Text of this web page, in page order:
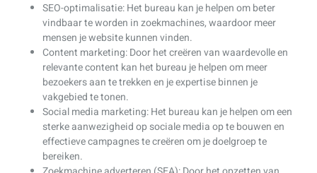
SEO-optimalisatie: Het bureau kan je helpen om beter
vindbaar te worden in zoekmachines, waardoor meer
mensen je website kunnen vinden.
Content marketing: Door het creëren van waardevolle en
relevante content kan het bureau je helpen om meer
bezoekers aan te trekken en je expertise binnen je
vakgebied te tonen.
Social media marketing: Het bureau kan je helpen om een
sterke aanwezigheid op sociale media op te bouwen en
effectieve campagnes te creëren om je doelgroep te
bereiken.